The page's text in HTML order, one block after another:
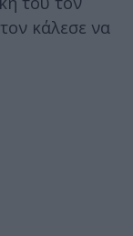
κάλεσε να